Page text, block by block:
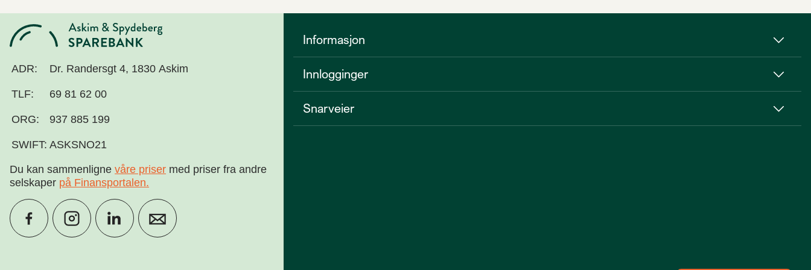
Informasjon
Innlogginger
Snarveier
ADR: Dr. Randersgt 4, 1830 Askim
TLF: 69 81 62 00
ORG: 937 885 199
SWIFT: ASKSNO21
Du kan sammenlignevåre priser med priser fra andre
selskaper på Finansportalen.